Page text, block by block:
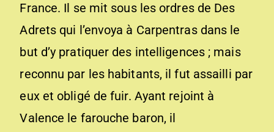
France. Il se mit sous les ordres de Des
Adrets qui l’envoya à Carpentras dans le
but d’y pratiquer des intelligences ; mais
reconnu par les habitants, il fut assailli par
eux et obligé de fuir. Ayant rejoint à
Valence le farouche baron, il